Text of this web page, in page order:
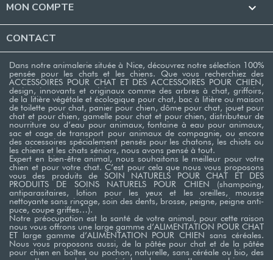
MON COMPTE 
CONTACT
Dans notre animalerie située à Nice, découvrez notre sélection 100%
pensée pour les chats et les chiens. Que vous recherchiez des
ACCESSOIRES POUR CHAT ET DES ACCESSOIRES POUR CHIEN,
design, innovants et originaux comme des arbres à chat, griffoirs,
de la litière végétale et écologique pour chat, bac à litière ou maison
de toilette pour chat, panier pour chien, dôme pour chat, jouet pour
chat et pour chien, gamelle pour chat et pour chien, distributeur de
nourriture ou d’eau pour animaux, fontaine à eau pour animaux,
sac et cage de transport pour animaux de compagnie, ou encore
des accessoires spécialement pensés pour les chatons, les chiots ou
les chiens et les chats séniors, nous avons pensé à tout.
Expert en bien-être animal, nous souhaitons le meilleur pour votre
chien et pour votre chat. C’est pour cela que nous vous proposons
vous des produits de SOIN NATURELS POUR CHAT ET DES
PRODUITS DE SOINS NATURELS POUR CHIEN (shampoing,
antiparasitaires, lotion pour les yeux et les oreilles, mousse
nettoyante sans rinçage, soin des dents, brosse, peigne, peigne anti-
puce, coupe griffes…). ​
Notre préocupation est la santé de votre animal, pour cette raison
nous vous offrons une large gamme d’ALIMENTATION POUR CHAT
ET large gamme d’ALIMENTATION POUR CHIEN sans céréales.
Nous vous proposons aussi, de la pâtée pour chat et de la pâtée
pour chien en boîtes ou pochon, naturelle, sans céréale ou bio, des